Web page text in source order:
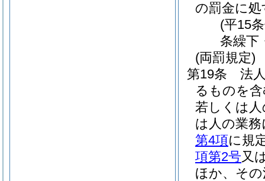
の罰金に
(平15
条繰下
(両罰規定)
第19条
法
るものを
若しくは
は人の業
第4項に規
項第2号又
ほか、そ